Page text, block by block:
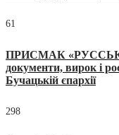
61
ПРИСМАК
документи, вирок і
Бучацькій єпархії
298